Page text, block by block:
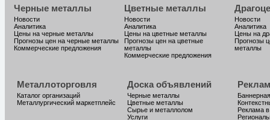
Черные металлы
Новости
Аналитика
Цены на черные металлы
Прогнозы цен на черные металлы
Коммерческие предложения
Цветные металлы
Новости
Аналитика
Цены на цветные металлы
Прогнозы цен на цветные
металлы
Коммерческие предложения
Новости
Аналитика
Цены на
Прогнозы
металлы
Металлоторговля
Каталог организаций
Металлургический маркетплейс
Доска объявлений
Черные металлы
Цветные металлы
Сырье и металлолом
Услуги
Реклама